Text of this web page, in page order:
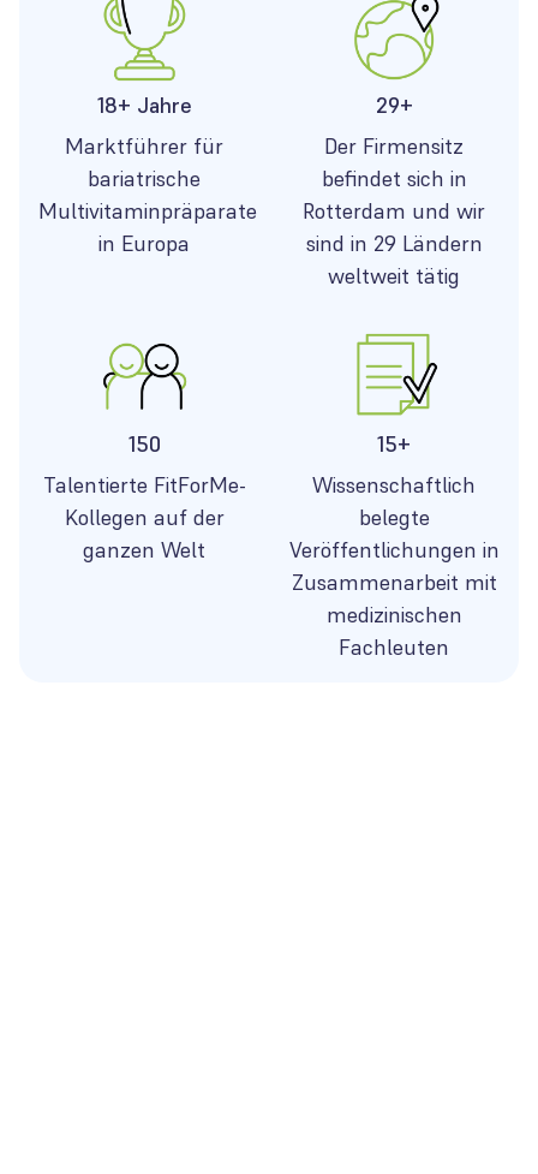
Marktführer für
bariatrische
Multivitaminpräparate
in Europa
18+ Jahre
Der Firmensitz
befindet sich in
Rotterdam und wir
sind in 29 Ländern
weltweit tätig
29+
Talentierte FitForMe-
Kollegen auf der
ganzen Welt
150
Wissenschaftlich
belegte
Veröffentlichungen in
Zusammenarbeit mit
medizinischen
Fachleuten
15+